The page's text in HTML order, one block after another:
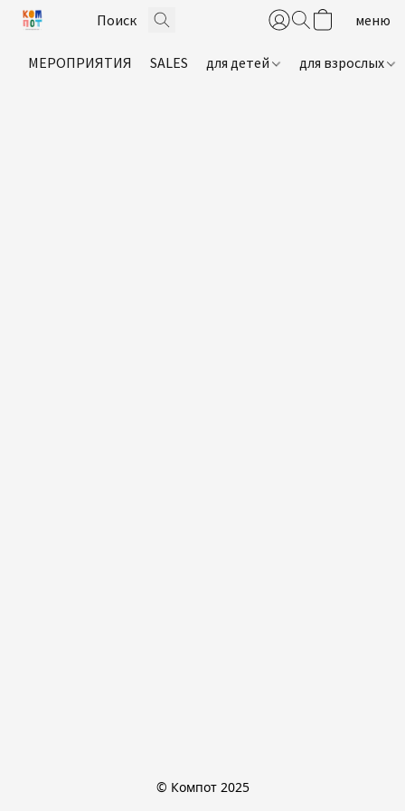
МЕРОПРИЯТИЯ SALES для детей для взрослых
© Компот 2025